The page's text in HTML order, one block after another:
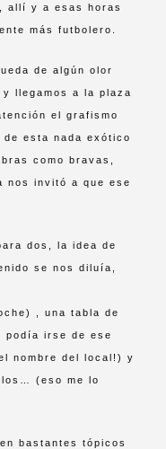
allí y a esas horas
más futbolero.
de algún olor
llegamos a la plaza
el grafismo
esta nada exótico
como bravas,
nos invitó a que ese
dos, la idea de
se nos diluía,
, una tabla de
podía irse de ese
nombre del local!) y
(eso me lo
bastantes tópicos